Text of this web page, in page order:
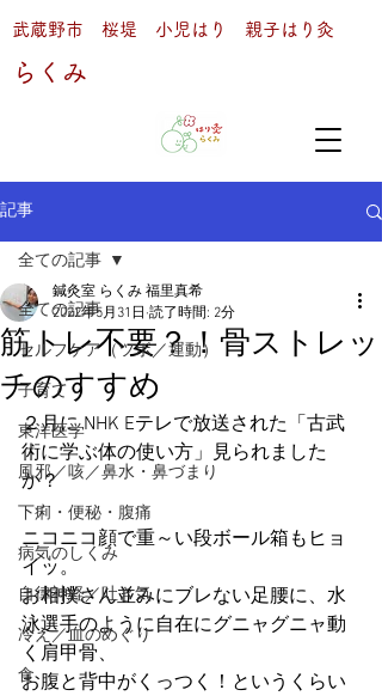
武蔵野市 桜堤 小児はり 親子はり灸
らくみ
記事
全ての記事
セルフケア（ツボ／運動）
子育て
東洋医学
風邪／咳／鼻水・鼻づまり
下痢・便秘・腹痛
病気のしくみ
自律神経／吐き気
冷え／血のめぐり
食
全ての記事
筋トレ不要？！骨ストレッ
チのすすめ
鍼灸室 らくみ 福里真希
2022年5月31日 読了時間: 2分
２月に NHK Eテレで放送された「古武
術に学ぶ体の使い方」見られました
か？
ニコニコ顔で重～い段ボール箱もヒョ
イッ。
お相撲さん並みにブレない足腰に、水
泳選手のように自在にグニャグニャ動
く肩甲骨、
お腹と背中がくっつく！というくらい